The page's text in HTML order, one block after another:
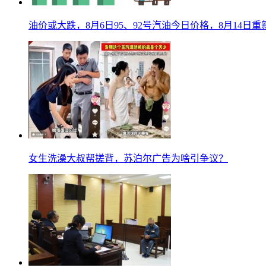
油价或大跌，8月6日95、92号汽油今日价格，8月14日重
女生洗澡大叔帮搓背，苏泊尔广告为啥引争议？